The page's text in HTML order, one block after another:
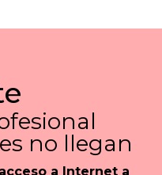
no llegan
acceso a Internet a